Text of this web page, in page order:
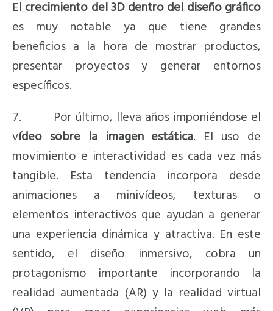
El crecimiento del 3D dentro del diseño gráfico
es muy notable ya que tiene grandes
beneficios a la hora de mostrar productos,
presentar proyectos y generar entornos
específicos.
7. Por último, lleva años imponiéndose el
vídeo sobre la imagen estática. El uso de
movimiento e interactividad es cada vez más
tangible. Esta tendencia incorpora desde
animaciones a minivídeos, texturas o
elementos interactivos que ayudan a generar
una experiencia dinámica y atractiva. En este
sentido, el diseño inmersivo, cobra un
protagonismo importante incorporando la
realidad aumentada (AR) y la realidad virtual